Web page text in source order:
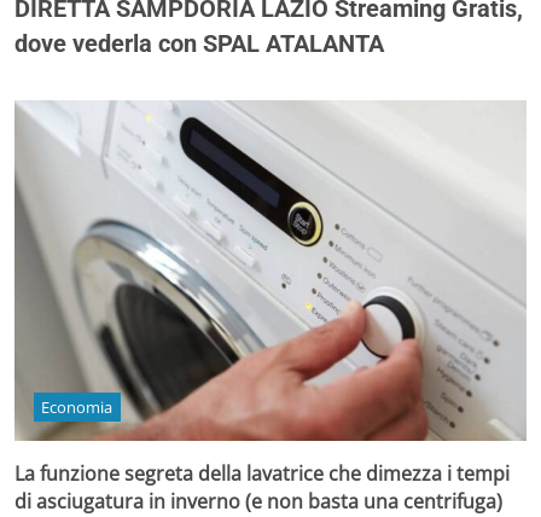
DIRETTA SAMPDORIA LAZIO Streaming Gratis,
dove vederla con SPAL ATALANTA
Economia
La funzione segreta della lavatrice che dimezza i tempi
di asciugatura in inverno (e non basta una centrifuga)